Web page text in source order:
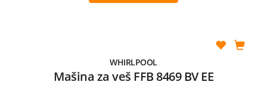
WHIRLPOOL
Mašina za veš FFB 8469 BV EE